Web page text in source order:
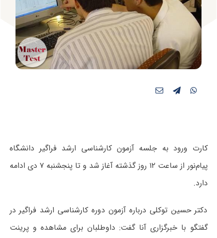
کارت ورود به جلسه آزمون کارشناسی ارشد فراگیر دانشگاه
پیام‌نور از ساعت ۱۲ روز گذشته آغاز شد و تا پنجشنبه ۷ دی ادامه
دارد.
دکتر حسین توکلی درباره آزمون دوره کارشناسی ارشد فراگیر در
گفتگو با خبرگزاری آنا گفت: داوطلبان برای مشاهده و پرینت